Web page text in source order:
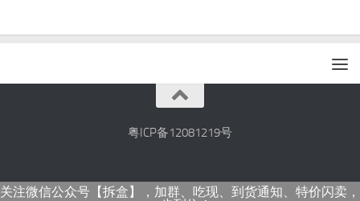
粤ICP备12081219号
关注微信公众号【拆盒】，加群、吃现、到货通知、特价闪卖，